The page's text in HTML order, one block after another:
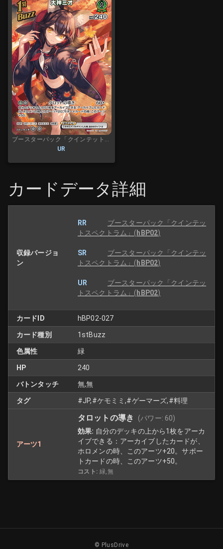
UR
カードデータ詳細
収録バージョ
ン
RR
ブースターパック「クインテッ
トスペクトラム」 (hBP02)
SR
ブースターパック「クインテッ
トスペクトラム」 (hBP02)
UR
ブースターパック「クインテッ
トスペクトラム」 (hBP02)
カードID hBP02-027
カード種別 1stBuzz
色属性 緑
HP 240
バトンタッチ 無,無
タグ #JP,#ケモミミ,#ゲーマーズ,#料理
アーツ1
タロットの導き (パワー: 60)
効果: 自分のデッキの上から1枚をアーカ
イブできる：アーカイブしたカードが、
ホロメンの時、このアーツ+20。サポー
トカードの時、このアーツ+50。
コスト: 緑,無
© PlusDrive